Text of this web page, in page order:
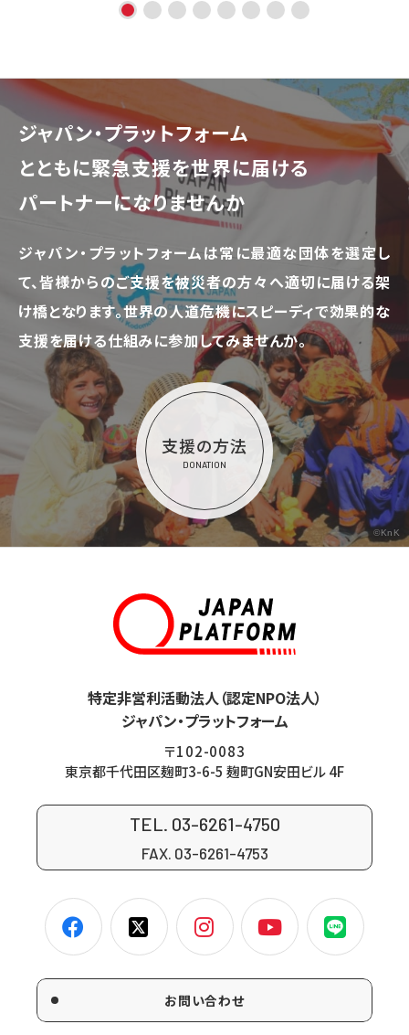
ジャパン・プラットフォーム
とともに緊急支援を世界に届ける
パートナーになりませんか
ジャパン・プラットフォームは常に最適な団体を選定し
て、皆様からのご支援を被災者の方々へ適切に届ける架
け橋となります。世界の人道危機にスピーディで効果的な
支援を届ける仕組みに参加してみませんか。
支援の方法
DONATION
©KnK
特定非営利活動法人（認定NPO法人）
ジャパン・プラットフォーム
〒102-0083
東京都千代田区麹町3-6-5 麹町GN安田ビル 4F
TEL. 03-6261-4750
FAX. 03-6261-4753
お問い合わせ